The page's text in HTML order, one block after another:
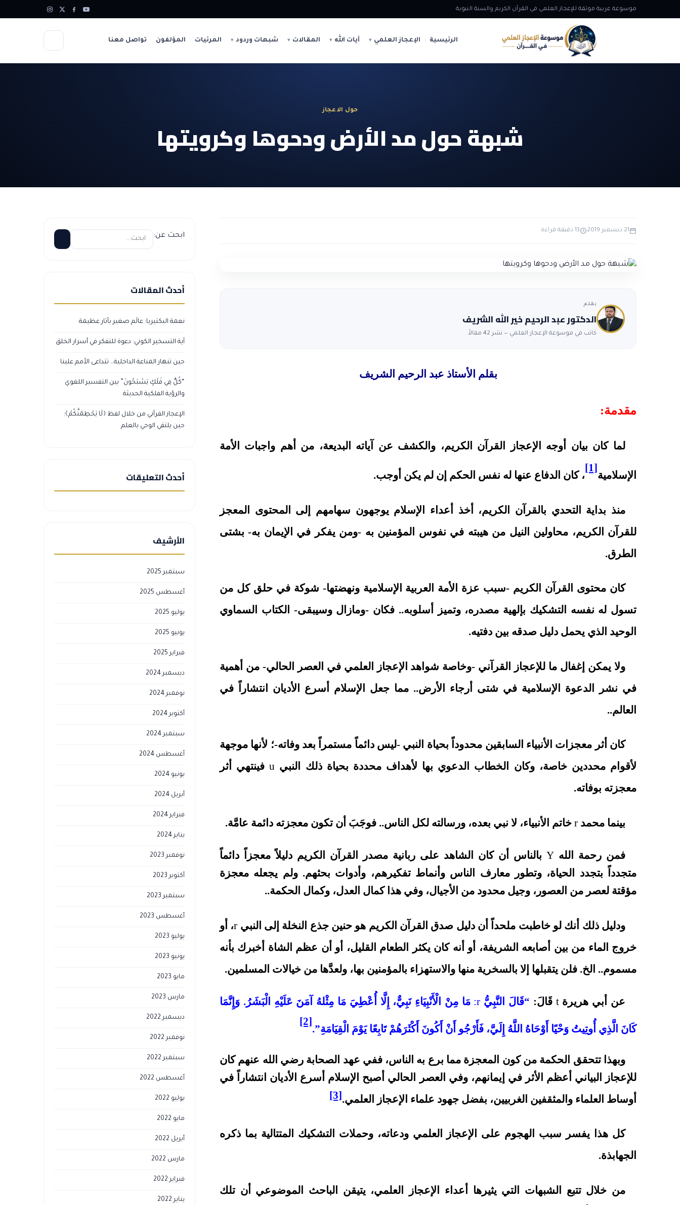
موسوعة عربية موثقة للإعجاز العلمي في القرآن الكريم والسنة النبوية
الرئيسية الإعجاز العلمي آيات الله المقالات شبهات وردود المرئيات المؤلفون تواصل معنا
حول الاعجاز
شبهة حول مد الأرض ودحوها وكرويتها
21 ديسمبر 2019 13 دقيقة قراءة
بقلم
الدكتور عبد الرحيم خير الله الشريف
كاتب في موسوعة الإعجاز العلمي — نشر 42 مقالاً.
بقلم الأستاذ عبد الرحيم الشريف
مقدمة:
لما كان بيان أوجه الإعجاز القرآن الكريم، والكشف عن آياته البديعة، من أهم واجبات الأمة
الإسلامية
[1]
، كان الدفاع عنها له نفس الحكم إن لم يكن أوجب.
منذ بداية التحدي بالقرآن الكريم، أخذ أعداء الإسلام يوجهون سهامهم إلى المحتوى المعجز
للقرآن الكريم، محاولين النيل من هيبته في نفوس المؤمنين به -ومن يفكر في الإيمان به- بشتى
الطرق.
كان محتوى القرآن الكريم -سبب عزة الأمة العربية الإسلامية ونهضتها- شوكة في حلق كل من
تسول له نفسه التشكيك بإلهية مصدره، وتميز أسلوبه.. فكان -ومازال وسيبقى- الكتاب السماوي
الوحيد الذي يحمل دليل صدقه بين دفتيه.
ولا يمكن إغفال ما للإعجاز القرآني -وخاصة شواهد الإعجاز العلمي في العصر الحالي- من أهمية
في نشر الدعوة الإسلامية في شتى أرجاء الأرض.. مما جعل الإسلام أسرع الأديان انتشاراً في
العالم..
كان أثر معجزات الأنبياء السابقين محدوداً بحياة النبي -ليس دائماً مستمراً بعد وفاته-؛ لأنها موجهة
لأقوام محددين خاصة، وكان الخطاب الدعوي بها لأهداف محددة بحياة ذلك النبي u فينتهي أثر
معجزته بوفاته.
بينما محمدr خاتم الأنبياء، لا نبي بعده، ورسالته لكل الناس.. فوجَبَ أن تكون معجزته دائمة عامَّة.
فمن رحمة اللهY بالناس أن كان الشاهد على ربانية مصدر القرآن الكريم دليلاً معجزاً دائماً
متجدداً بتجدد الحياة، وتطور معارف الناس وأنماط تفكيرهم، وأدوات بحثهم. ولم يجعله معجزة
مؤقتة لعصر من العصور، وجيل محدود من الأجيال، وفي هذا كمال العدل، وكمال الحكمة..
ودليل ذلك أنك لو خاطبت ملحداً أن دليل صدق القرآن الكريم هو حنين جذع النخلة إلى النبي r، أو
خروج الماء من بين أصابعه الشريفة، أو أنه كان يكثر الطعام القليل، أو أن عظم الشاة أخبرك بأنه
مسموم.. الخ. فلن يتقبلها إلا بالسخرية منها والاستهزاء بالمؤمنين بها، ولعدَّها من خيالات المسلمين.
عن أبي هريرةt قَالَ: “قَالَ النَّبِيُّ r
: مَا مِنْ الْأَنْبِيَاءِ نَبِيٌّ، إِلَّا أُعْطِيَ مَا مِثْلهُ آمَنَ عَلَيْهِ الْبَشَرُ. وَإِنَّمَا
كَانَ الَّذِي أُوتِيتُ وَحْيًا أَوْحَاهُ اللَّهُ إِلَيَّ، فَأَرْجُو أَنْ أَكُونَ أَكْثَرَهُمْ تَابِعًا يَوْمَ الْقِيَامَةِ”.
[2]
وبهذا تتحقق الحكمة من كون المعجزة مما برع به الناس، ففي عهد الصحابة رضي الله عنهم كان
للإعجاز البياني أعظم الأثر في إيمانهم، وفي العصر الحالي أصبح الإسلام أسرع الأديان انتشاراً في
أوساط العلماء والمثقفين الغربيين، بفضل جهود علماء الإعجاز العلمي.[3]
كل هذا يفسر سبب الهجوم على الإعجاز العلمي ودعاته، وحملات التشكيك المتتالية بما ذكره
الجهابذة.
من خلال تتبع الشبهات التي يثيرها أعداء الإعجاز العلمي، يتيقن الباحث الموضوعي أن تلك
ابحث عن:
أحدث المقالات
نعمة البكتيريا: عالَم صغير بآثار عظيمة
آية التسخير الكوني: دعوة للتفكر في أسرار الخلق
حين تنهار المناعة الداخلية… تتداعى الأمم علينا
“كُلٌّ فِي فَلَكٍ يَسْبَحُونَ” بين التفسير اللغوي
والرؤية الفلكية الحديثة
الإعجاز القرآني من خلال لفظ ﴿لَا يَحْطِمَنَّكُمْ﴾:
حين يلتقي الوحي بالعلم
أحدث التعليقات
الأرشيف
سبتمبر 2025
أغسطس 2025
يوليو 2025
يونيو 2025
فبراير 2025
ديسمبر 2024
نوفمبر 2024
أكتوبر 2024
سبتمبر 2024
أغسطس 2024
يونيو 2024
أبريل 2024
فبراير 2024
يناير 2024
نوفمبر 2023
أكتوبر 2023
سبتمبر 2023
أغسطس 2023
يوليو 2023
يونيو 2023
مايو 2023
مارس 2023
ديسمبر 2022
نوفمبر 2022
سبتمبر 2022
أغسطس 2022
يوليو 2022
مايو 2022
أبريل 2022
مارس 2022
فبراير 2022
يناير 2022